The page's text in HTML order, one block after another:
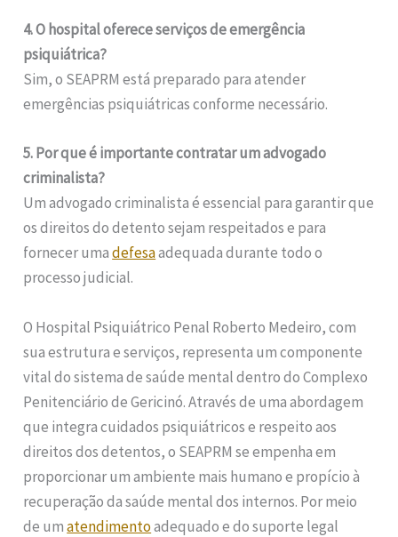
4. O hospital oferece serviços de emergência
psiquiátrica?
Sim, o SEAPRM está preparado para atender
emergências psiquiátricas conforme necessário.
5. Por que é importante contratar um advogado
criminalista?
Um advogado criminalista é essencial para garantir que
os direitos do detento sejam respeitados e para
fornecer umadefesaadequada durante todo o
processo judicial.
O Hospital Psiquiátrico Penal Roberto Medeiro, com
sua estrutura e serviços, representa um componente
vital do sistema de saúde mental dentro do Complexo
Penitenciário de Gericinó. Através de uma abordagem
que integra cuidados psiquiátricos e respeito aos
direitos dos detentos, o SEAPRM se empenha em
proporcionar um ambiente mais humano e propício à
recuperação da saúde mental dos internos. Por meio
de umatendimentoadequado e do suporte legal